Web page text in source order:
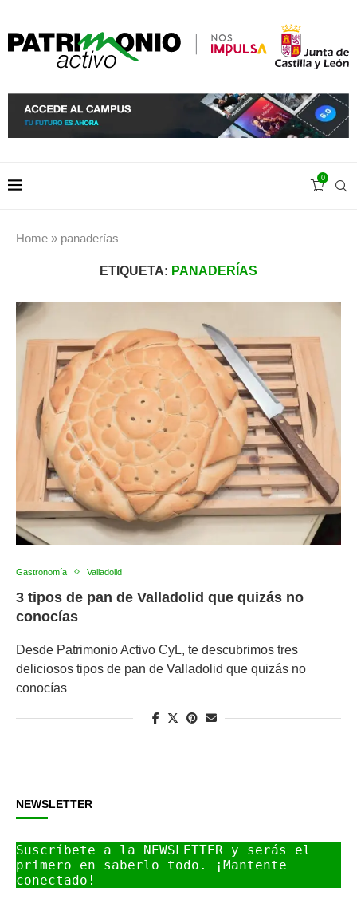
0
Home » panaderías
ETIQUETA: PANADERÍAS
Gastronomía Valladolid
3 tipos de pan de Valladolid que quizás no
conocías
Desde Patrimonio Activo CyL, te descubrimos tres
deliciosos tipos de pan de Valladolid que quizás no
conocías
NEWSLETTER
Suscríbete a la NEWSLETTER y serás el
primero en saberlo todo. ¡Mantente
conectado!